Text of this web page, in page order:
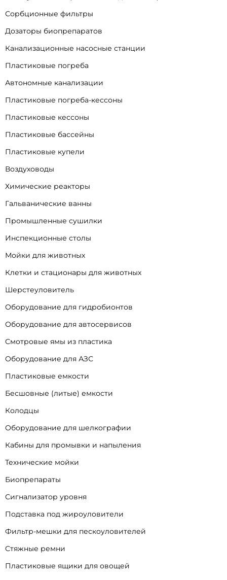
Сорбционные фильтры
Дозаторы биопрепаратов
Канализационные насосные станции
Пластиковые погреба
Автономные канализации
Пластиковые погреба-кессоны
Пластиковые кессоны
Пластиковые бассейны
Пластиковые купели
Воздуховоды
Химические реакторы
Гальванические ванны
Промышленные сушилки
Инспекционные столы
Мойки для животных
Клетки и стационары для животных
Шерстеуловитель
Оборудование для гидробионтов
Оборудование для автосервисов
Смотровые ямы из пластика
Оборудование для АЗС
Пластиковые емкости
Бесшовные (литые) емкости
Колодцы
Оборудование для шелкографии
Кабины для промывки и напыления
Технические мойки
Биопрепараты
Сигнализатор уровня
Подставка под жироуловители
Фильтр-мешки для пескоуловителей
Стяжные ремни
Пластиковые ящики для овощей